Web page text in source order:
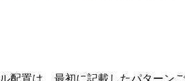
置は、最初に記載したパターン